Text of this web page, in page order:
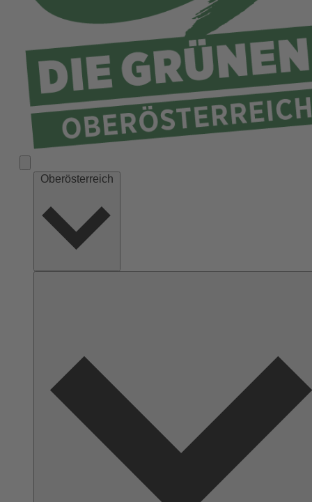
Ried
Schärding
Steyr
Steyr-Land
Urfahr-Umgebung
Vöcklabruck
Oberösterreich